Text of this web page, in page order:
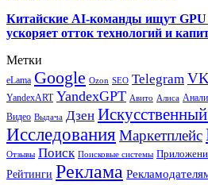
Китайские AI-команды ищут GPU
ускоряет отток технологий и
Метки
eLama Google Ozon SEO Telegram VK
YandexART YandexGPT Авито Алиса
Видео Выдача Дзен
Исследования Маркетплейс
Отзывы Поиск Поисковые системы
Рейтинги Реклама